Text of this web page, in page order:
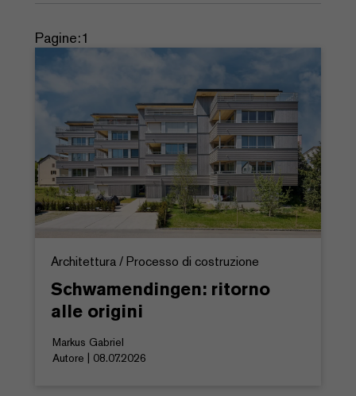
Pagine:1
Architettura / Processo di costruzione
Schwamendingen: ritorno
alle origini
Markus Gabriel
Autore | 08.07.2026